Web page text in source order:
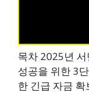
목차 2025년
성공을 위한 3
한 긴급 자금 확